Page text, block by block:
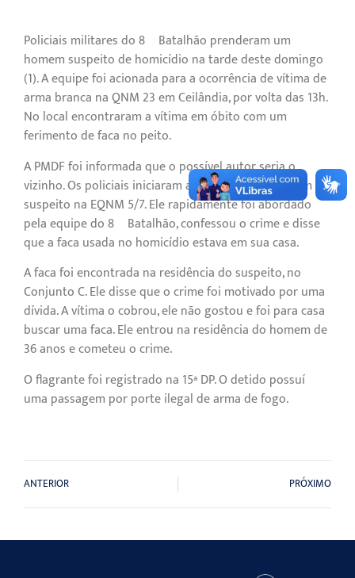
Policiais militares do 8º Batalhão prenderam um
homem suspeito de homicídio na tarde deste domingo
(1). A equipe foi acionada para a ocorrência de vítima de
arma branca na QNM 23 em Ceilândia, por volta das 13h.
No local encontraram a vítima em óbito com um
ferimento de faca no peito.
A PMDF foi informada que o possível autor seria o
vizinho. Os policiais iniciaram as buscas e localizaram o
suspeito na EQNM 5/7. Ele rapidamente foi abordado
pela equipe do 8º Batalhão, confessou o crime e disse
que a faca usada no homicídio estava em sua casa.
A faca foi encontrada na residência do suspeito, no
Conjunto C. Ele disse que o crime foi motivado por uma
dívida. A vítima o cobrou, ele não gostou e foi para casa
buscar uma faca. Ele entrou na residência do homem de
36 anos e cometeu o crime.
O flagrante foi registrado na 15ª DP. O detido possuí
uma passagem por porte ilegal de arma de fogo.
ANTERIOR PRÓXIMO